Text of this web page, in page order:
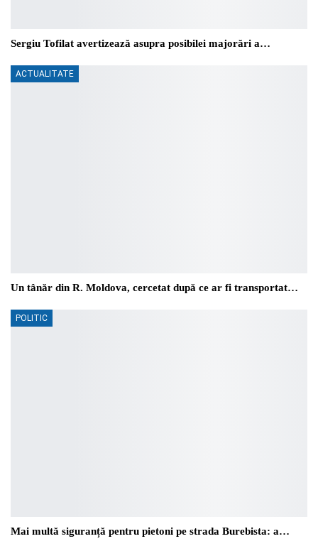
Sergiu Tofilat avertizează asupra posibilei majorări a…
ACTUALITATE
Un tânăr din R. Moldova, cercetat după ce ar fi transportat…
POLITIC
Mai multă siguranță pentru pietoni pe strada Burebista: a…